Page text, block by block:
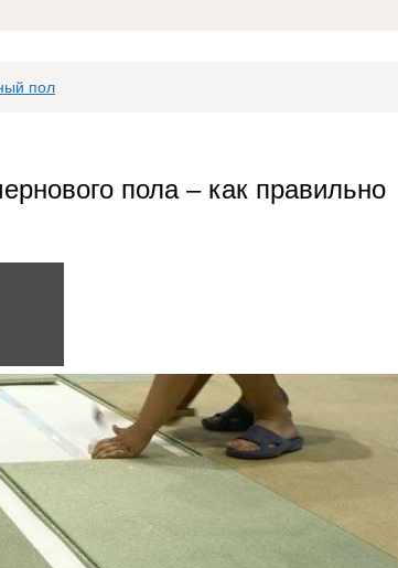
пол
пола – как правильно